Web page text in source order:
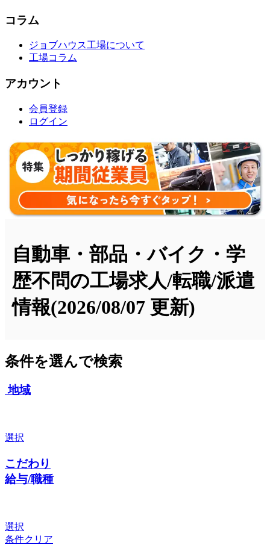
コラム
ジョブハウス工場について
工場コラム
アカウント
会員登録
ログイン
自動車・部品・バイク・学
歴不問の工場求人/転職/派遣
情報(2026/08/07 更新)
条件を選んで検索
地域
選択
こだわり
給与/職種
選択
条件クリア